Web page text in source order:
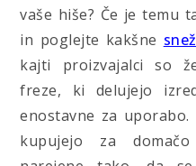
vaše hiše? Če je temu
in poglejte kakšne
kajti proizvajalci so
freze, ki delujejo
enostavne za
kupujejo za